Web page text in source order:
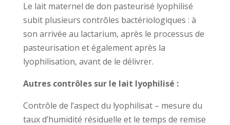
Le lait maternel de don pasteurisé lyophilisé
subit plusieurs contrôles bactériologiques : à
son arrivée au lactarium, après le processus de
pasteurisation et également après la
lyophilisation, avant de le délivrer.
Autres contrôles sur le lait lyophilisé :
Contrôle de l’aspect du lyophilisat – mesure du
taux d’humidité résiduelle et le temps de remise